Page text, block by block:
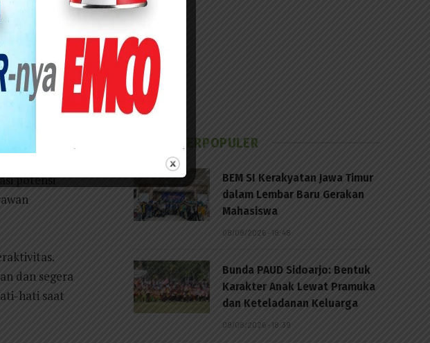
Lock,
potensi
dan segera
hati saat
BERITA TERPOPULER
BEM SI Kerakyatan Jawa Timur
dalam Lembar Baru Gerakan
Mahasiswa
08/08/2026 - 18:48
Bunda PAUD Sidoarjo: Bentuk
Karakter Anak Lewat Pramuka
dan Keteladanan Keluarga
08/08/2026 - 18:39